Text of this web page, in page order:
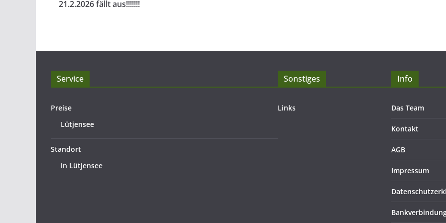
21.2.2026 fällt aus!!!!!!!
Service
Preise
Lütjensee
Standort
in Lütjensee
Sonstiges
Links
Info
Das Team
Kontakt
AGB
Impressum